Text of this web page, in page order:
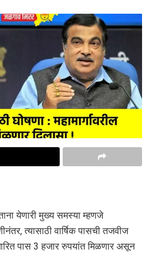
येणारी मुख्य समस्या म्हणजे
त्यासाठी वार्षिक पासची तजवीज
पास 3 हजार रुपयांत मिळणार असून